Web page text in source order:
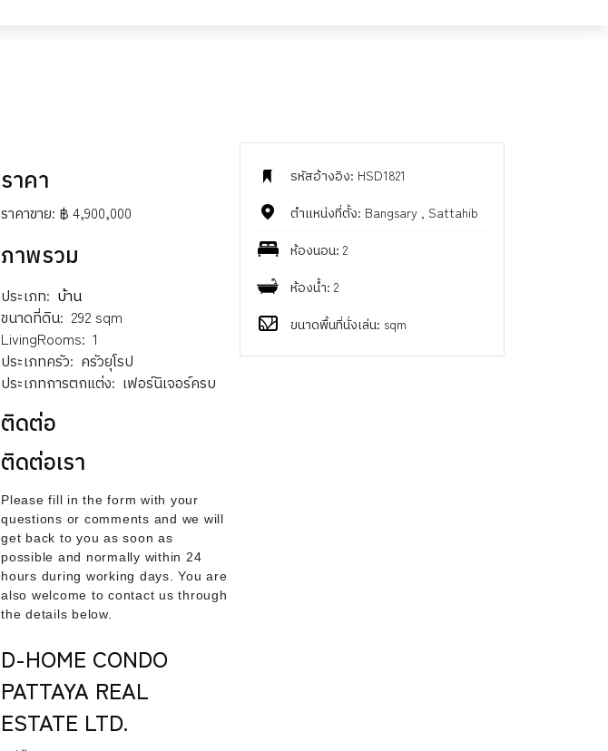
รหัสอ้างอิง: HSD1821
ตำแหน่งที่ตั้ง: Bangsary , Sattahib
ห้องนอน: 2
ห้องน้ำ: 2
ขนาดพื้นที่นั่งเล่น: sqm
ราคา
ราคาขาย: ฿ 4,900,000
ภาพรวม
ประเภท: บ้าน
ขนาดที่ดิน: 292 sqm
LivingRooms: 1
ประเภทครัว: ครัวยุโรป
ประเภทการตกแต่ง: เฟอร์นิเจอร์ครบ
ติดต่อ
ติดต่อเรา
Please fill in the form with your
questions or comments and we will
get back to you as soon as
possible and normally within 24
hours during working days. You are
also welcome to contact us through
the details below.
D-HOME CONDO
PATTAYA REAL
ESTATE LTD.